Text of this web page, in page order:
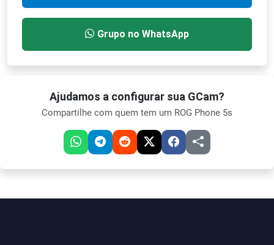
Grupo no WhatsApp
Ajudamos a configurar sua GCam?
Compartilhe com quem tem um ROG Phone 5s